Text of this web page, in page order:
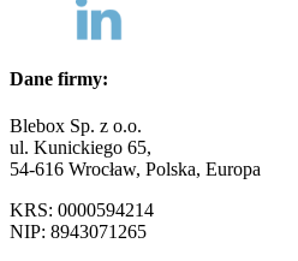
Dane firmy:
Blebox Sp. z o.o.
ul. Kunickiego 65,
54-616 Wrocław, Polska, Europa
KRS: 0000594214
NIP: 8943071265